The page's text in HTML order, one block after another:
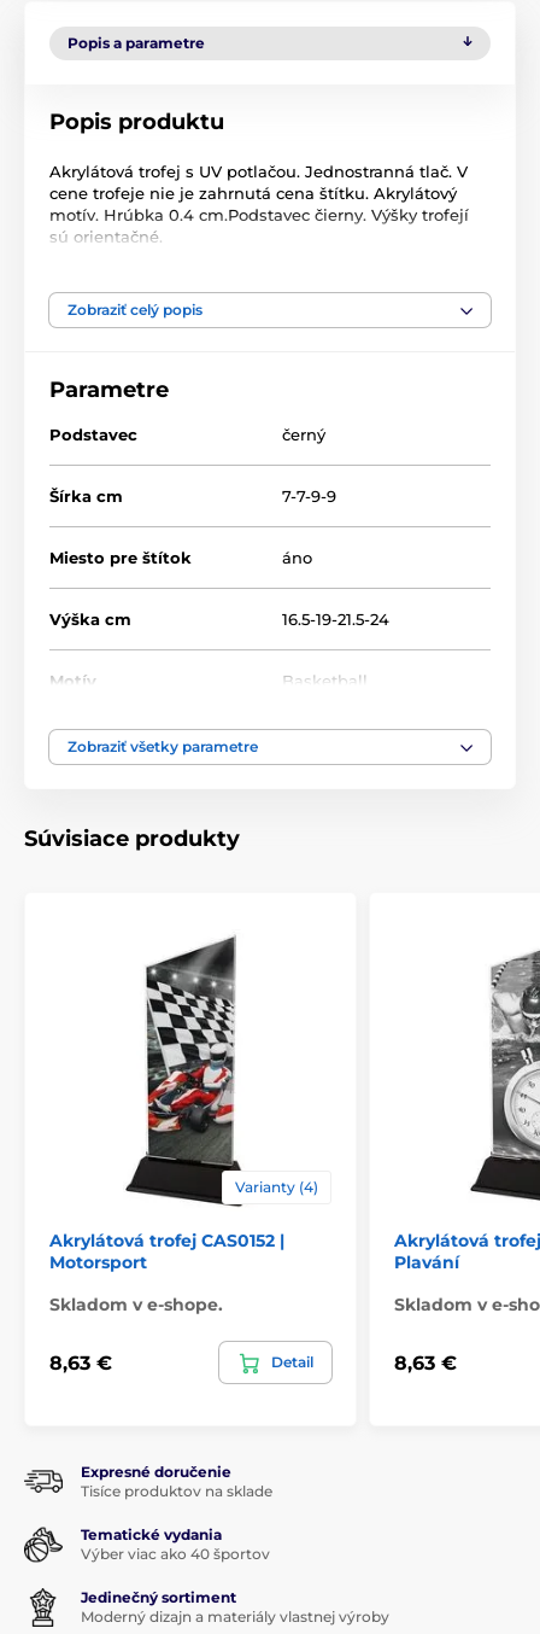
Popis a parametre
Popis produktu
Akrylátová trofej s UV potlačou. Jednostranná tlač. V
cene trofeje nie je zahrnutá cena štítku. Akrylátový
motív. Hrúbka 0.4 cm.Podstavec čierny. Výšky trofejí
sú orientačné.
Produkt je zaradený v kategóriách
Zobraziť celý popis
Parametre
Podstavec černý
Šírka cm 7-7-9-9
Miesto pre štítok áno
Výška cm 16.5-19-21.5-24
Motív Basketball
Typ ocenenia
Zobraziť všetky parametre
Súvisiace produkty
Varianty (4)
Akrylátová trofej CAS0152 |
Motorsport
Skladom v e-shope.
8,63 € Detail
Akrylátová trofej
Plavání
Skladom v e-
8,63 €
Expresné doručenie
Tisíce produktov na sklade
Tematické vydania
Výber viac ako 40 športov
Jedinečný sortiment
Moderný dizajn a materiály vlastnej výroby